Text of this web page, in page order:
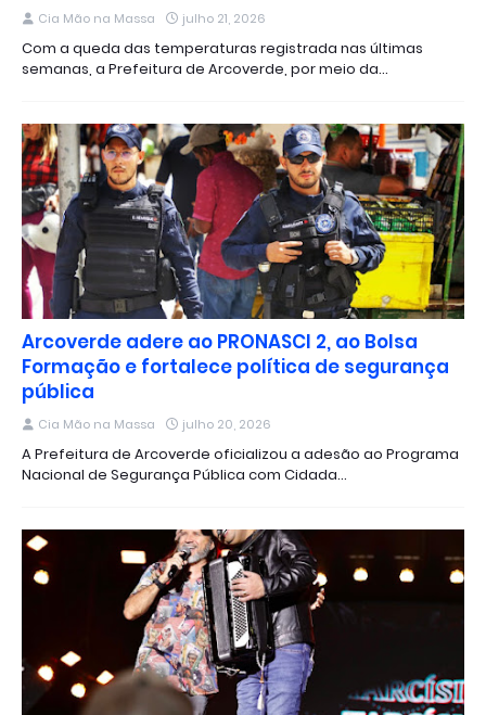
Cia Mão na Massa julho 21, 2026
Com a queda das temperaturas registrada nas últimas
semanas, a Prefeitura de Arcoverde, por meio da…
Arcoverde adere ao PRONASCI 2, ao Bolsa
Formação e fortalece política de segurança
pública
Cia Mão na Massa julho 20, 2026
A Prefeitura de Arcoverde oficializou a adesão ao Programa
Nacional de Segurança Pública com Cidada…